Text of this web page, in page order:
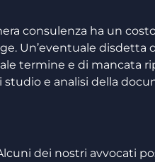
consulenza ha un
Un’eventuale disdetta
termine e di mancata
studio e analisi della
dei nostri avvocati